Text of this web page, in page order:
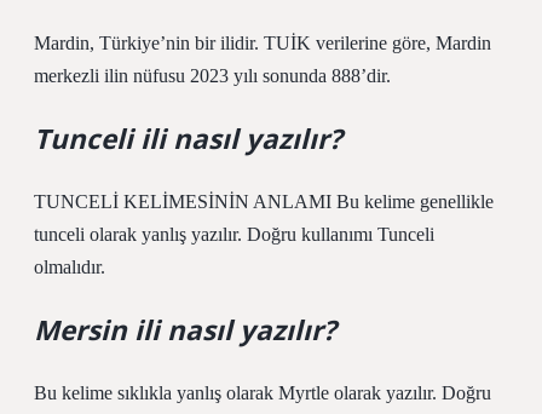
Mardin, Türkiye’nin bir ilidir. TUİK verilerine göre, Mardin
merkezli ilin nüfusu 2023 yılı sonunda 888’dir.
Tunceli ili nasıl yazılır?
TUNCELİ KELİMESİNİN ANLAMI Bu kelime genellikle
tunceli olarak yanlış yazılır. Doğru kullanımı Tunceli
olmalıdır.
Mersin ili nasıl yazılır?
Bu kelime sıklıkla yanlış olarak Myrtle olarak yazılır. Doğru